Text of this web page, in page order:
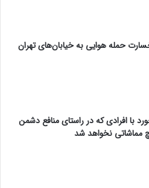
با افرادی که در راستای منافع دشمن
مماشاتی نخواهد شد